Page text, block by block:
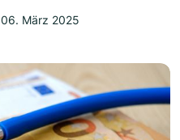
06. März 2025